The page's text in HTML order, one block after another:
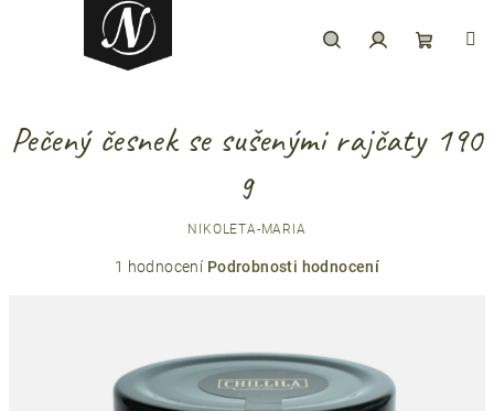
košík
Pečený česnek se sušenými rajčaty 190
g
NIKOLETA-MARIA
Průměrné
z
5
1 hodnocení Podrobnosti hodnocení